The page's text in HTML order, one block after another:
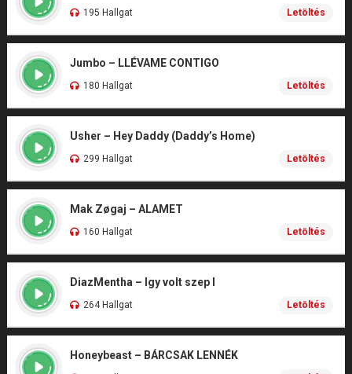
195 Hallgat Letöltés
Jumbo – LLÉVAME CONTIGO
180 Hallgat Letöltés
Usher – Hey Daddy (Daddy’s Home)
299 Hallgat Letöltés
Mak Zøgaj – ALAMET
160 Hallgat Letöltés
DiazMentha – Igy volt szep I
264 Hallgat Letöltés
Honeybeast – BÁRCSAK LENNÉK